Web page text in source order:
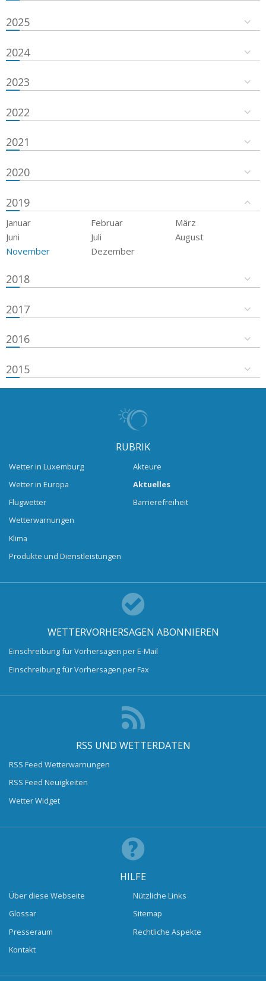
2025
2024
2023
2022
2021
2020
2019
Januar Februar
März
Juni
Juli
August
November
Dezember
2018
2017
2016
2015
RUBRIK
Wetter in Luxemburg
Wetter in Europa
Flugwetter
Wetterwarnungen
Klima
Produkte und Dienstleistungen
Akteure
Aktuelles
Barrierefreiheit
WETTERVORHERSAGEN ABONNIEREN
Einschreibung für Vorhersagen per E-Mail
Einschreibung für Vorhersagen per Fax
RSS UND WETTERDATEN
RSS Feed Wetterwarnungen
RSS Feed Neuigkeiten
Wetter Widget
HILFE
Über diese Webseite
Glossar
Presseraum
Kontakt
Nützliche Links
Sitemap
Rechtliche Aspekte